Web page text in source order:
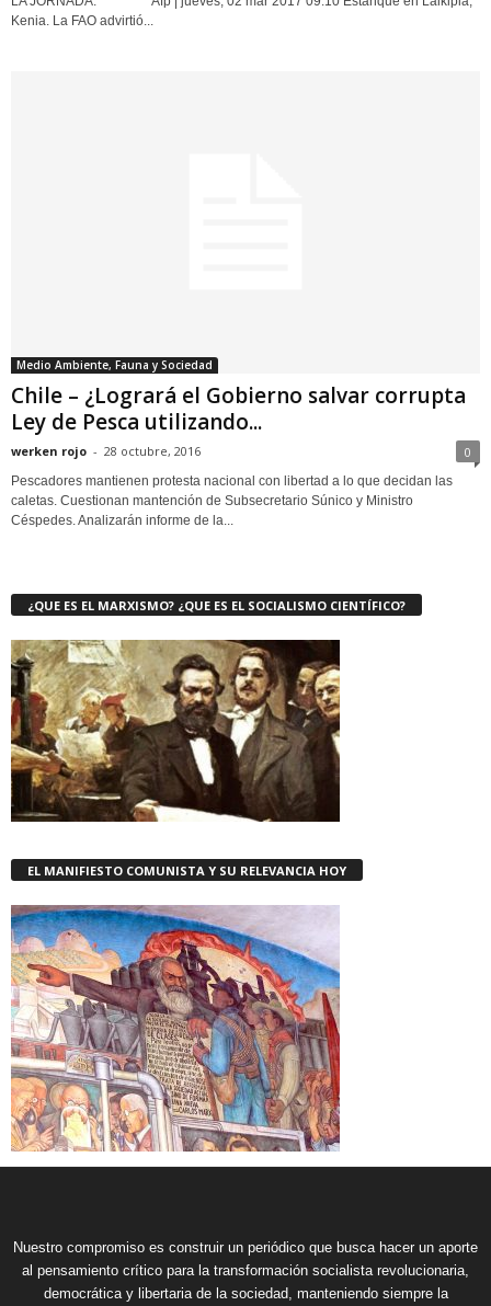
Kenia. La FAO advirtió...
Medio Ambiente, Fauna y Sociedad
Chile – ¿Logrará el Gobierno salvar corrupta
Ley de Pesca utilizando...
werken rojo - 28 octubre, 2016 0
Pescadores mantienen protesta nacional con libertad a lo que decidan las
caletas. Cuestionan mantención de Subsecretario Súnico y Ministro
Céspedes. Analizarán informe de la...
¿QUE ES EL MARXISMO? ¿QUE ES EL SOCIALISMO CIENTÍFICO?
EL MANIFIESTO COMUNISTA Y SU RELEVANCIA HOY
Nuestro compromiso es construir un periódico que busca hacer un aporte
al pensamiento crítico para la transformación socialista revolucionaria,
democrática y libertaria de la sociedad, manteniendo siempre la